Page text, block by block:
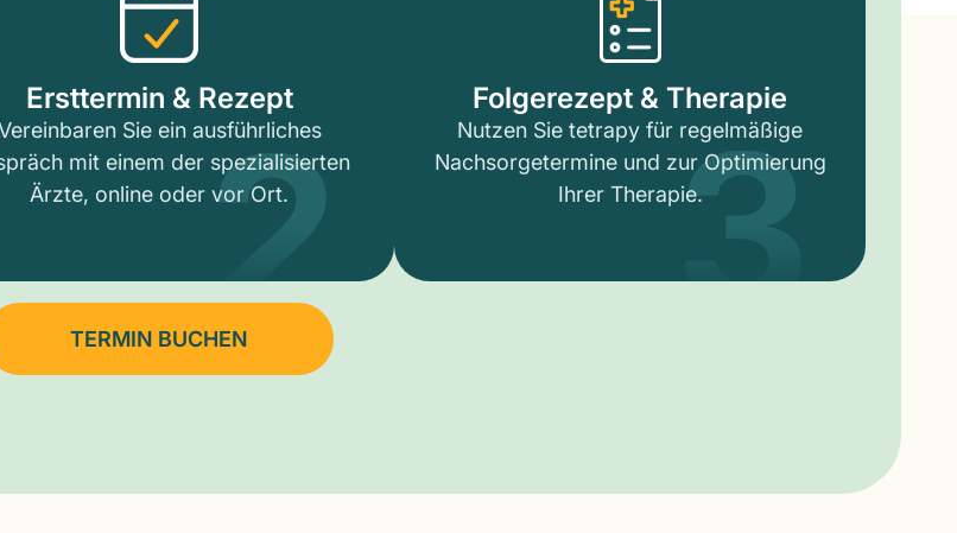
Ersttermin & Rezept
Sie ein ausführliches
mit einem der spezialisierten
Ärzte, online oder vor Ort.
2 Folgerezept & Therapie
Nutzen Sie tetrapy für regelmäßige
Nachsorgetermine und zur Optimierung
Ihrer Therapie.3
TERMIN BUCHEN